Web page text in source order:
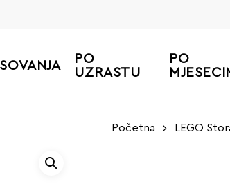
PO
UZRASTU
PO
Početna LEGO